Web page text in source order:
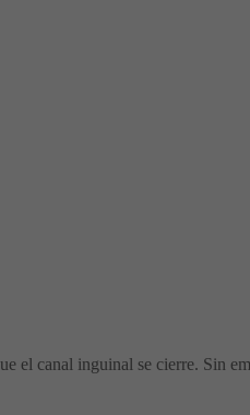
el canal inguinal se cierre. Sin